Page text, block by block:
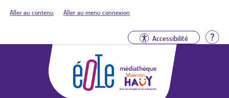
Aller au contenu Aller au menu connexion
Accessibilité